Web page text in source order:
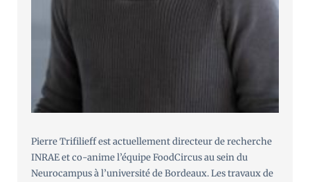
Pierre Trifilieff est actuellement directeur de recherche
INRAE et co-anime l’équipe FoodCircus au sein du
Neurocampus à l’université de Bordeaux. Les travaux de